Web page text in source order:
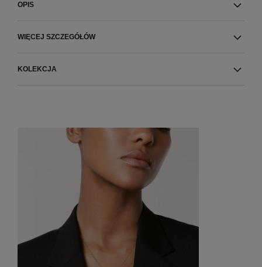
OPIS
WIĘCEJ SZCZEGÓŁÓW
KOLEKCJA